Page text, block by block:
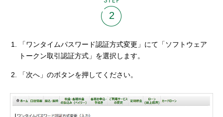
2
「ワンタイムパスワード認証方式変更」にて「ソフトウェア
トークン取引認証方式」を選択します。
「次へ」のボタンを押してください。